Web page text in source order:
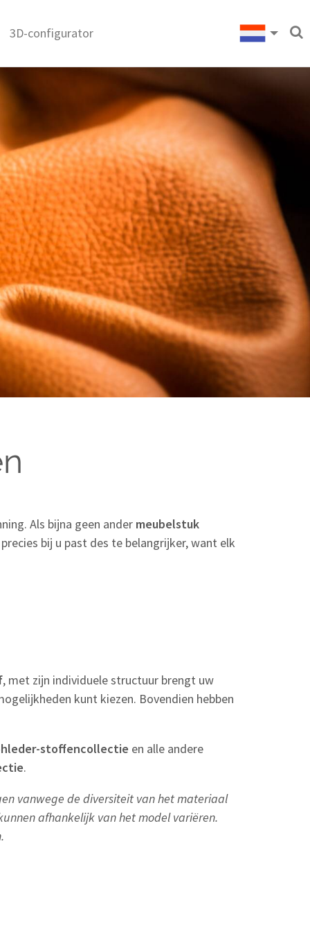
3D-configurator
Als bijna geen ander meubelstuk
bij u past des te belangrijker, want elk
, met zijn individuele structuur brengt uw
kunt kiezen. Bovendien hebben
stoffencollectie en alle andere
.
vanwege de diversiteit van het materiaal
afhankelijk van het model variëren.